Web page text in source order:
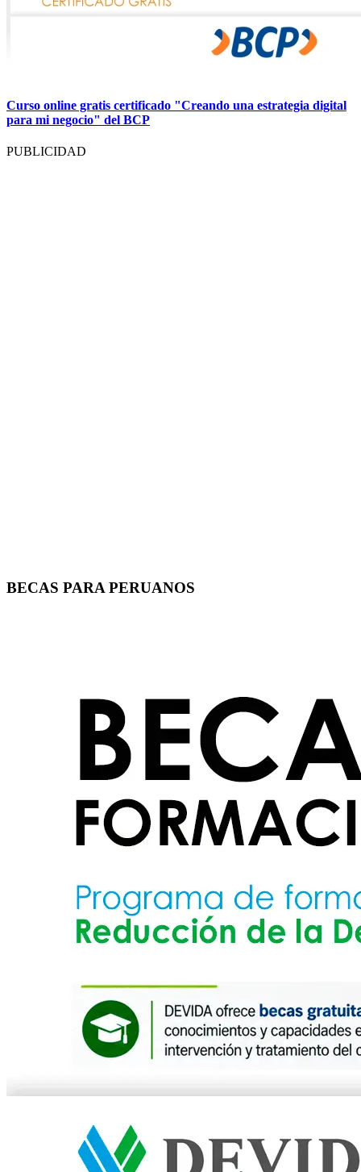
Curso online gratis certificado "Creando una estrategia digital
para mi negocio" del BCP
PUBLICIDAD
BECAS PARA PERUANOS